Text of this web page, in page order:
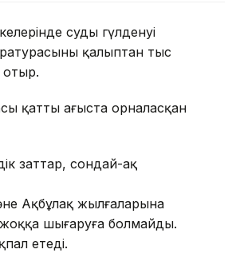
судың гүлденуі
қалыптан тыс
отыр.
қатты ағыста орналасқан
заттар, сондай-ақ
Ақбұлақ жылғаларына
шығаруға болмайды.
етеді.